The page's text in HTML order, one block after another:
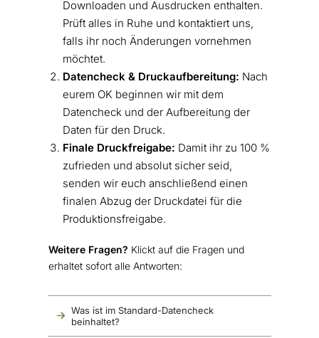
Downloaden und Ausdrucken enthalten.
Prüft alles in Ruhe und kontaktiert uns,
falls ihr noch Änderungen vornehmen
möchtet.
Datencheck & Druckaufbereitung: Nach
eurem OK beginnen wir mit dem
Datencheck und der Aufbereitung der
Daten für den Druck.
Finale Druckfreigabe: Damit ihr zu 100 %
zufrieden und absolut sicher seid,
senden wir euch anschließend einen
finalen Abzug der Druckdatei für die
Produktionsfreigabe.
Weitere Fragen? Klickt auf die Fragen und
erhaltet sofort alle Antworten:
Was ist im Standard-Datencheck
beinhaltet?